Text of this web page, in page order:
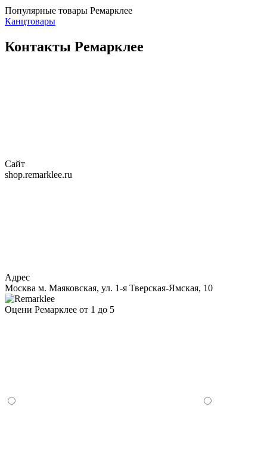
Популярные товары Ремарклее
Канцтовары
Контакты Ремарклее
Сайт
shop.remarklee.ru
Адрес
Москва м. Маяковская, ул. 1-я Тверская-Ямская, 10
Оцени Ремарклее от 1 до 5